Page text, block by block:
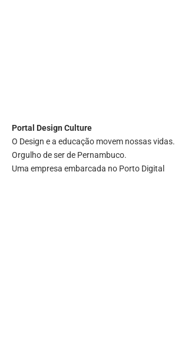
Portal Design Culture
O Design e a educação movem nossas vidas.
Orgulho de ser de Pernambuco.
Uma empresa embarcada no Porto Digital